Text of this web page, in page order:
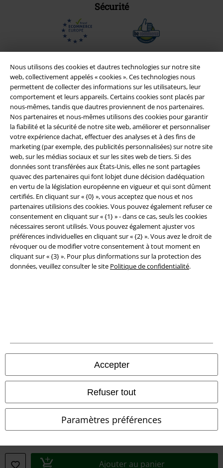
Nous utilisons des cookies et dautres technologies sur notre site
web, collectivement appelés « cookies ». Ces technologies nous
permettent de collecter des informations sur les utilisateurs, leur
comportement et leurs appareils. Certains cookies sont placés par
nous-mêmes, tandis que dautres proviennent de nos partenaires.
Nos partenaires et nous-mêmes utilisons des cookies pour garantir
la fiabilité et la sécurité de notre site web, améliorer et personnaliser
votre expérience dachat, effectuer des analyses et à des fins de
marketing (par exemple, des publicités personnalisées) sur notre site
web, sur les médias sociaux et sur les sites web de tiers. Si des
données sont transférées aux États-Unis, elles ne sont partagées
quavec des partenaires qui font lobjet dune décision dadéquation
en vertu de la législation européenne en vigueur et qui sont dûment
certifiés. En cliquant sur « {0} », vous acceptez que nous et nos
partenaires utilisions des cookies. Vous pouvez également refuser ce
consentement en cliquant sur « {1} » - dans ce cas, seuls les cookies
nécessaires seront utilisés. Vous pouvez également ajuster vos
préférences individuelles en cliquant sur « {2} ». Vous avez le droit de
révoquer ou de modifier votre consentement à tout moment en
cliquant sur « {3} ». Pour plus dinformations sur la protection des
données, veuillez consulter le site Politique de confidentialité.
Accepter
Refuser tout
Paramètres préférences
Ajouter au panier
Sécurité
Légal
Conditions générales
Éditeur
Clauses de confidentialité
Élimination des déchets et protection de l'environnement
Déclaration de Conformité
© 1986-2026 Large Popmerchandising BV
Boutiques en ligne EMP
EMP International
EMP France